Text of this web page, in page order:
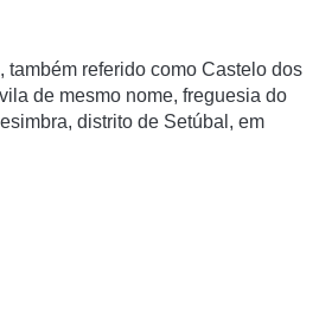
, também referido como Castelo dos
de mesmo nome, freguesia do
distrito de Setúbal, em